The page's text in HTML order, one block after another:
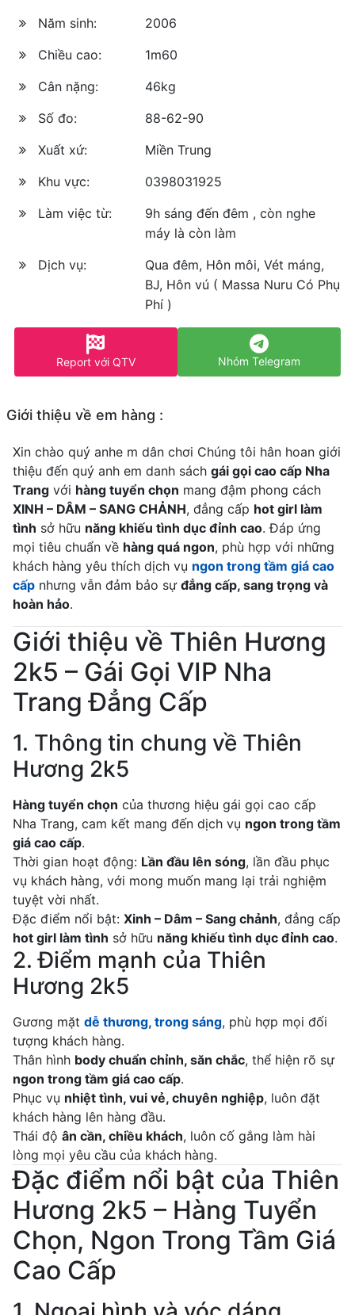
Năm sinh:
2006
Chiều cao:
1m60
Cân nặng:
46kg
Số đo:
88-62-90
Xuất xứ:
Miền Trung
Khu vực:
0398031925
Làm việc từ:
9h sáng đến đêm , còn nghe
máy là còn làm
Dịch vụ:
Qua đêm, Hôn môi, Vét máng,
BJ, Hôn vú ( Massa Nuru Có Phụ
Phí )
Report với QTV Nhóm Telegram
Giới thiệu về em hàng :
Xin chào quý anhe m dân chơi Chúng tôi hân hoan giới
thiệu đến quý anh em danh sách gái gọi cao cấp Nha
Trang với hàng tuyển chọn mang đậm phong cách
XINH – DÂM – SANG CHẢNH, đẳng cấp hot girl làm
tình sở hữu năng khiếu tình dục đỉnh cao. Đáp ứng
mọi tiêu chuẩn về hàng quá ngon, phù hợp với những
khách hàng yêu thích dịch vụ ngon trong tầm giá cao
cấp nhưng vẫn đảm bảo sự đẳng cấp, sang trọng và
hoàn hảo.
Giới thiệu về Thiên Hương
2k5 – Gái Gọi VIP Nha
Trang Đẳng Cấp
1. Thông tin chung về Thiên
Hương 2k5
Hàng tuyển chọn của thương hiệu gái gọi cao cấp
Nha Trang, cam kết mang đến dịch vụ ngon trong tầm
giá cao cấp.
Thời gian hoạt động: Lần đầu lên sóng, lần đầu phục
vụ khách hàng, với mong muốn mang lại trải nghiệm
tuyệt vời nhất.
Đặc điểm nổi bật: Xinh – Dâm – Sang chảnh, đẳng cấp
hot girl làm tình sở hữu năng khiếu tình dục đỉnh cao.
2. Điểm mạnh của Thiên
Hương 2k5
Gương mặt dễ thương, trong sáng, phù hợp mọi đối
tượng khách hàng.
Thân hình body chuẩn chỉnh, săn chắc, thể hiện rõ sự
ngon trong tầm giá cao cấp.
Phục vụ nhiệt tình, vui vẻ, chuyên nghiệp, luôn đặt
khách hàng lên hàng đầu.
Thái độ ân cần, chiều khách, luôn cố gắng làm hài
lòng mọi yêu cầu của khách hàng.
Đặc điểm nổi bật của Thiên
Hương 2k5 – Hàng Tuyển
Chọn, Ngon Trong Tầm Giá
Cao Cấp